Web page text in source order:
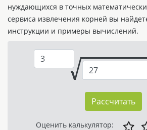
нуждающихся в точных
сервиса извлечения корней вы
инструкции и примеры вычислений.
Рассчитать
Оценить калькулятор: